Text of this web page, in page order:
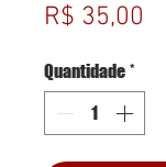
R$ 35,00
Quantidade *